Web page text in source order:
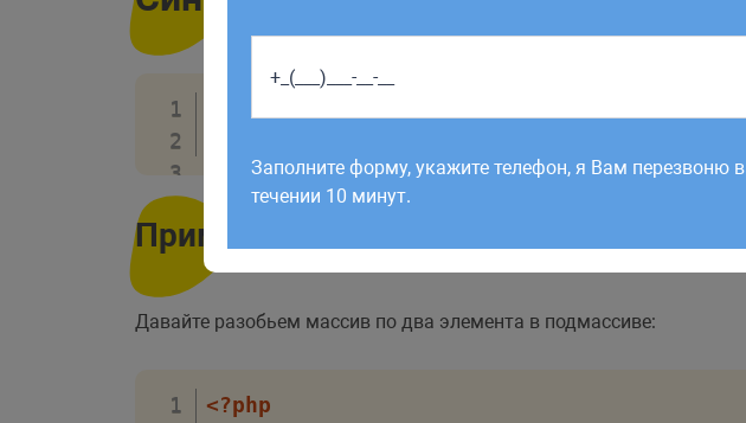
Пример
Давайте разобьем массив по два элемента в подмассиве:
<?php
Работаем по будням с 9:00 до 18:00. Заявки,
рабочий день до 12:00.
Заполните форму, укажите телефон, я Вам перезвоню в
течении 10 минут.